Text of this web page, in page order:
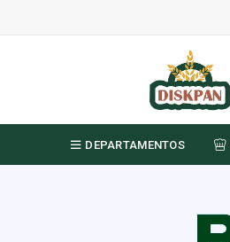
DEPARTAMENTOS